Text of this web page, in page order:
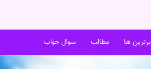
برترین ها مطالب سوال جواب